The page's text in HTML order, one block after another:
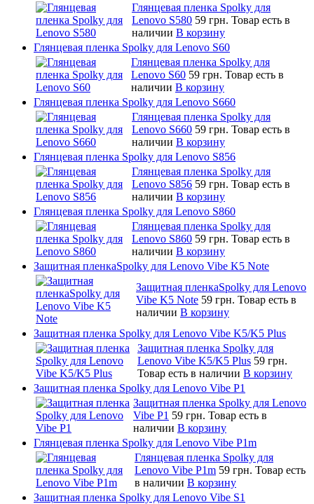
Глянцевая пленка Spolky для
Lenovo S580 59 грн. Товар есть в
наличии В корзину
Глянцевая пленка Spolky для Lenovo S60
Глянцевая пленка Spolky для
Lenovo S60 59 грн. Товар есть в
наличии В корзину
Глянцевая пленка Spolky для Lenovo S660
Глянцевая пленка Spolky для
Lenovo S660 59 грн. Товар есть в
наличии В корзину
Глянцевая пленка Spolky для Lenovo S856
Глянцевая пленка Spolky для
Lenovo S856 59 грн. Товар есть в
наличии В корзину
Глянцевая пленка Spolky для Lenovo S860
Глянцевая пленка Spolky для
Lenovo S860 59 грн. Товар есть в
наличии В корзину
Защитная пленкаSpolky для Lenovo Vibe K5 Note
Защитная пленкаSpolky для Lenovo
Vibe K5 Note 59 грн. Товар есть в
наличии В корзину
Защитная пленка Spolky для Lenovo Vibe K5/K5 Plus
Защитная пленка Spolky для
Lenovo Vibe K5/K5 Plus 59 грн.
Товар есть в наличии В корзину
Защитная пленка Spolky для Lenovo Vibe P1
Защитная пленка Spolky для Lenovo
Vibe P1 59 грн. Товар есть в
наличии В корзину
Глянцевая пленка Spolky для Lenovo Vibe P1m
Глянцевая пленка Spolky для
Lenovo Vibe P1m 59 грн. Товар есть
в наличии В корзину
Защитная пленка Spolky для Lenovo Vibe S1